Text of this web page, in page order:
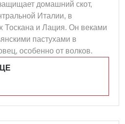
домашний скот,
Италии, в
Тоскана и Лация. Он веками
пастухами в
особенно от волков.